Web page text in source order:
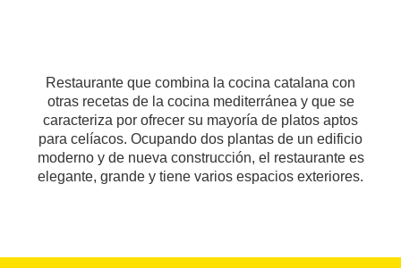
Restaurante que combina la cocina catalana con
otras recetas de la cocina mediterránea y que se
caracteriza por ofrecer su mayoría de platos aptos
para celíacos. Ocupando dos plantas de un edificio
moderno y de nueva construcción, el restaurante es
elegante, grande y tiene varios espacios exteriores.